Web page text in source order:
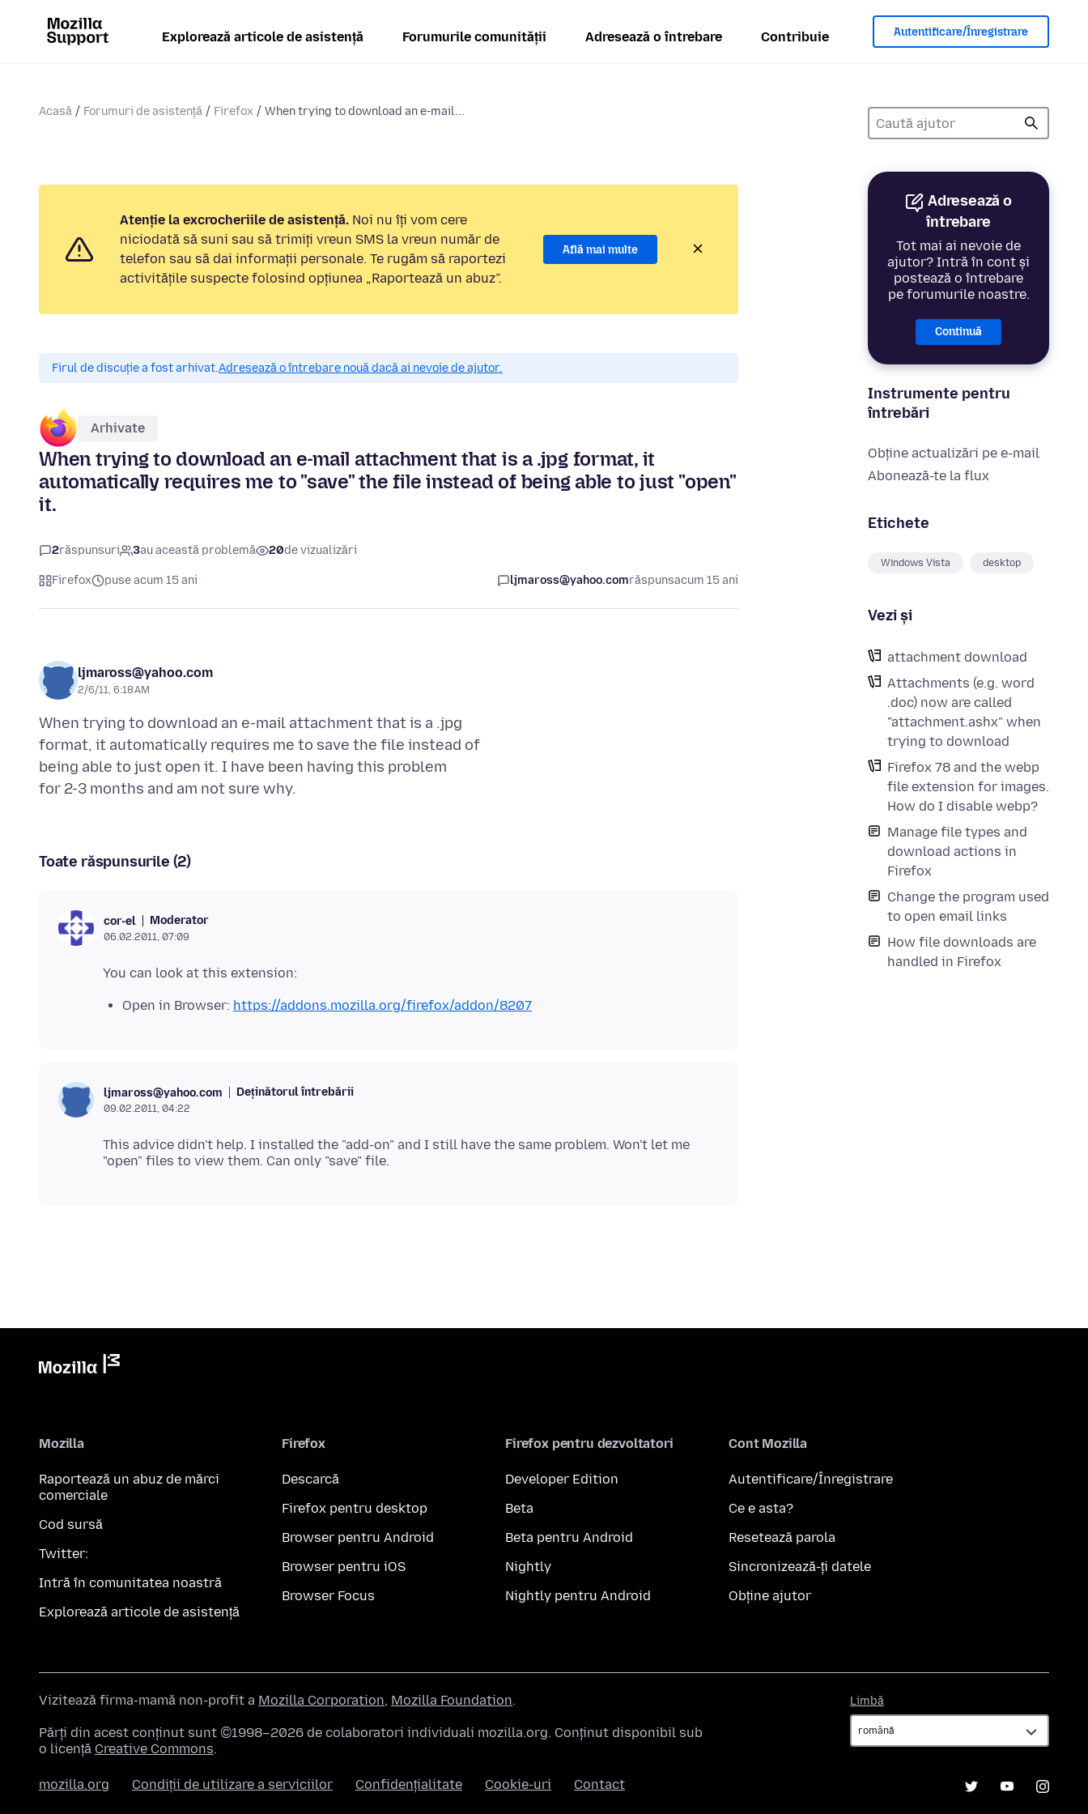
Explorează articole de asistență Forumurile comunității Adresează o întrebare Contribuie Autentificare/Înregistrare
Acasă Forumuri de asistență Firefox When trying to download an e-mail...
Adresează o
întrebare
Tot mai ai nevoie de
ajutor? Intră în cont și
postează o întrebare
pe forumurile noastre.
Continuă
Instrumente pentru
întrebări
Obține actualizări pe e-mail
Abonează-te la flux
Etichete
Windows Vista desktop
Vezi și
attachment download
Attachments (e.g. word
.doc) now are called
"attachment.ashx" when
trying to download
Firefox 78 and the webp
file extension for images.
How do I disable webp?
Manage file types and
download actions in
Firefox
Change the program used
to open email links
How file downloads are
handled in Firefox
Atenție la excrocheriile de asistență. Noi nu îți vom cere
niciodată să suni sau să trimiți vreun SMS la vreun număr de
telefon sau să dai informații personale. Te rugăm să raportezi
activitățile suspecte folosind opțiunea „Raportează un abuz”.
Află mai multe
Firul de discuție a fost arhivat.Adresează o întrebare nouă dacă ai nevoie de ajutor.
Arhivate
When trying to download an e-mail attachment that is a .jpg format, it
automatically requires me to "save" the file instead of being able to just "open"
it.
2răspunsuri 3au această problemă 20de vizualizări
Firefox puse acum 15 ani ljmaross@yahoo.comrăspunsacum 15 ani
ljmaross@yahoo.com
2/6/11, 6:18 AM
When trying to download an e-mail attachment that is a .jpg
format, it automatically requires me to save the file instead of
being able to just open it. I have been having this problem
Toate răspunsurile (2)
cor-el Moderator
06.02.2011, 07:09
Open in Browser: https://addons.mozilla.org/firefox/addon/8207
ljmaross@yahoo.com Deținătorul întrebării
09.02.2011, 04:22
This advice didn't help. I installed the "add-on" and I still have the same problem. Won't let me
Mozilla
Raportează un abuz de mărci
comerciale
Cod sursă
Twitter:
Intră în comunitatea noastră
Explorează articole de asistență
Firefox
Descarcă
Firefox pentru desktop
Browser pentru Android
Browser pentru iOS
Browser Focus
Firefox pentru dezvoltatori
Developer Edition
Beta
Beta pentru Android
Nightly
Nightly pentru Android
Cont Mozilla
Autentificare/Înregistrare
Ce e asta?
Resetează parola
Sincronizează-ți datele
Obține ajutor
Limbă
Vizitează firma-mamă non-profit a Mozilla Corporation, Mozilla Foundation.
Părți din acest conținut sunt ©1998–2026 de colaboratori individuali mozilla.org. Conținut disponibil sub
o licență Creative Commons.
mozilla.org Condiții de utilizare a serviciilor Confidențialitate Cookie-uri Contact